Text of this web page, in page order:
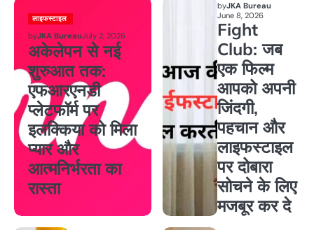
लाइफस्टाइल
byJKA BureauJuly 2, 2026
अकेलेपन से नई
शुरुआत तक:
एफआरएनडी
प्लेटफॉर्म पर
इलक्किया को मिला
प्यार और
आत्मनिर्भरता का
रास्ता
byJKA Bureau
June 8, 2026
Fight
Club: जब
एक फिल्म
आपको अपनी
जिंदगी,
पहचान और
लाइफस्टाइल
पर दोबारा
सोचने के लिए
मजबूर कर दे